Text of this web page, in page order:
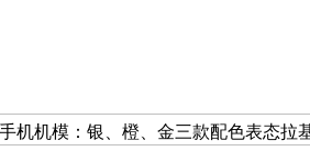
机机模：银、橙、金三款配色表态